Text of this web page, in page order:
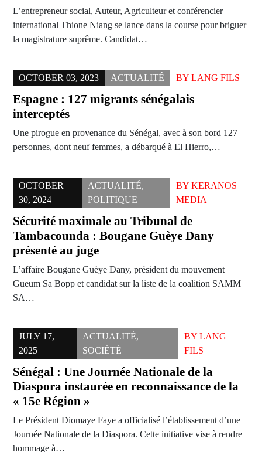
L’entrepreneur social, Auteur, Agriculteur et conférencier
international Thione Niang se lance dans la course pour briguer
la magistrature suprême. Candidat…
OCTOBER 03, 2023 ACTUALITÉ BY LANG FILS
Espagne : 127 migrants sénégalais
interceptés
Une pirogue en provenance du Sénégal, avec à son bord 127
personnes, dont neuf femmes, a débarqué à El Hierro,…
OCTOBER
30, 2024
ACTUALITÉ,
POLITIQUE
BYKERANOS
MEDIA
Sécurité maximale au Tribunal de
Tambacounda : Bougane Guèye Dany
présenté au juge
L’affaire Bougane Guèye Dany, président du mouvement
Gueum Sa Bopp et candidat sur la liste de la coalition SAMM
SA…
JULY 17,
2025
ACTUALITÉ,
SOCIÉTÉ
BYLANG
FILS
Sénégal : Une Journée Nationale de la
Diaspora instaurée en reconnaissance de la
« 15e Région »
Le Président Diomaye Faye a officialisé l’établissement d’une
Journée Nationale de la Diaspora. Cette initiative vise à rendre
hommage à…